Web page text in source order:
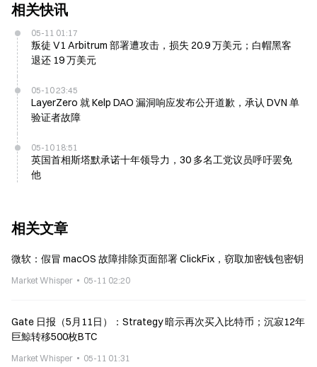
相关快讯
05-11 01:17
叛徒 V1 Arbitrum 部署遭攻击，损失 20.9 万美元；白帽黑客
退还 19 万美元
05-10 23:45
LayerZero 就 Kelp DAO 漏洞响应发布公开道歉，承认 DVN 单
验证者故障
05-10 18:51
英国首相斯塔默承诺十年领导力，30 多名工党议员呼吁罢免
他
相关文章
微软：假冒 macOS 故障排除页面部署 ClickFix，窃取加密钱包密钥
Market Whisper 05-11 02:20
Gate 日报（5月11日）：Strategy 暗示再次买入比特币；沉寂12年
巨鯨转移500枚BTC
Market Whisper 05-11 01:31